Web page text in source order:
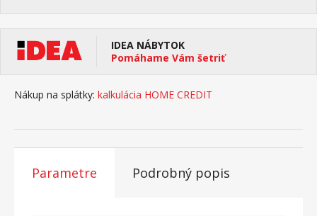
IDEA NÁBYTOK
Pomáhame Vám šetriť
Nákup na splátky: kalkulácia HOME CREDIT
Parametre Podrobný popis